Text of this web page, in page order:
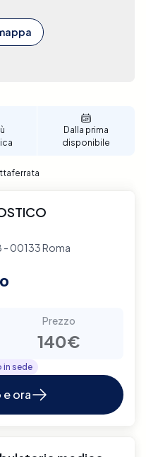
Dalla prima
disponibile
- 00133 Roma
Prezzo
140€
in sede
ora